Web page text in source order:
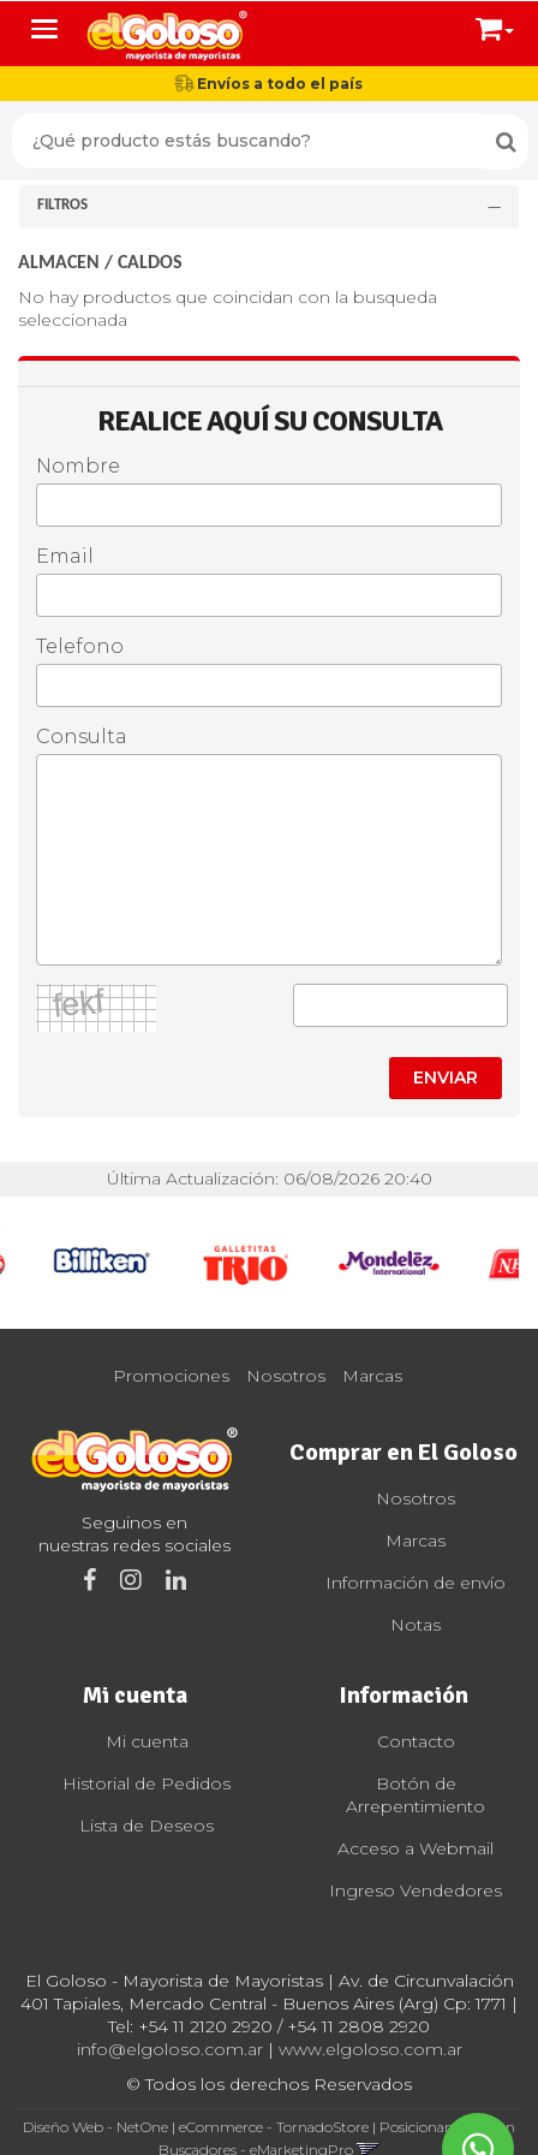
Toggle navigation
Envíos a todo el país
FILTROS
ALMACEN / CALDOS
No hay productos que coincidan con la busqueda
seleccionada
REALICE AQUÍ SU CONSULTA
Nombre
Email
Telefono
Consulta
ENVIAR
Última Actualización: 06/08/2026 20:40
Promociones Nosotros Marcas
Seguinos en
nuestras redes sociales
Comprar en El Goloso
Nosotros
Marcas
Información de envío
Notas
Mi cuenta
Mi cuenta
Historial de Pedidos
Lista de Deseos
Información
Contacto
Botón de
Arrepentimiento
Acceso a Webmail
Ingreso Vendedores
El Goloso - Mayorista de Mayoristas | Av. de Circunvalación
401 Tapiales, Mercado Central - Buenos Aires (Arg) Cp: 1771 |
Tel: +54 11 2120 2920 / +54 11 2808 2920
info@elgoloso.com.ar| www.elgoloso.com.ar
© Todos los derechos Reservados
Diseño Web - NetOne | eCommerce - TornadoStore | Posicionamiento en
Buscadores - eMarketingPro